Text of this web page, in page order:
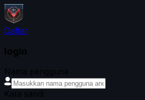
Daftar
login
Nama pengguna
Kata sandi